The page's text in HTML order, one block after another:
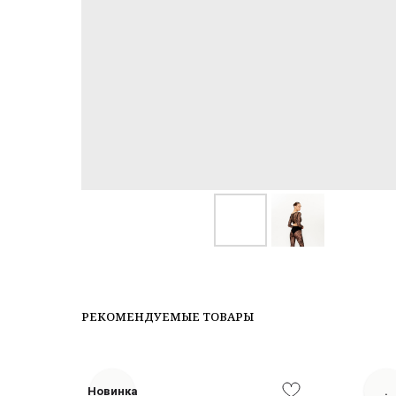
РЕКОМЕНДУЕМЫЕ ТОВАРЫ
Новинка .